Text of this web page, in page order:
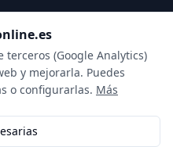
terceros (Google Analytics)
y mejorarla. Puedes
o configurarlas. Más